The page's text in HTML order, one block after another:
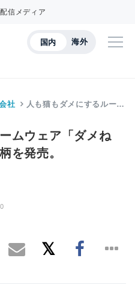
信メディア
国内 海外
社 人も猫もダメにするルー…
ムウェア「ダメね
を発売。